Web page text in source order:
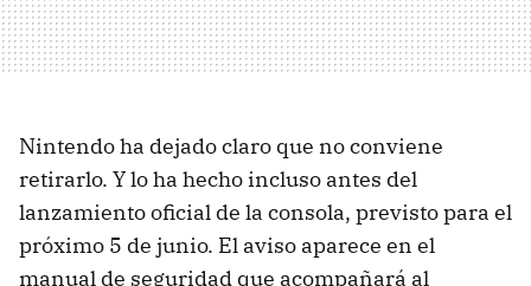
Nintendo ha dejado claro que no conviene
retirarlo. Y lo ha hecho incluso antes del
lanzamiento oficial de la consola, previsto para el
próximo 5 de junio. El aviso aparece en el
manual de seguridad que acompañará al